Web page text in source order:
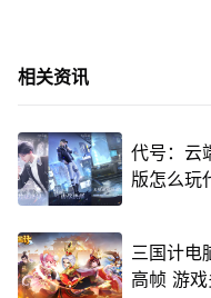
相关资讯
代号：云
版怎么玩
三国计电
高帧 游